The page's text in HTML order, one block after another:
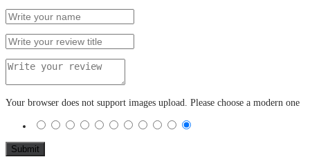
Your browser does not support images upload. Please choose a modern one